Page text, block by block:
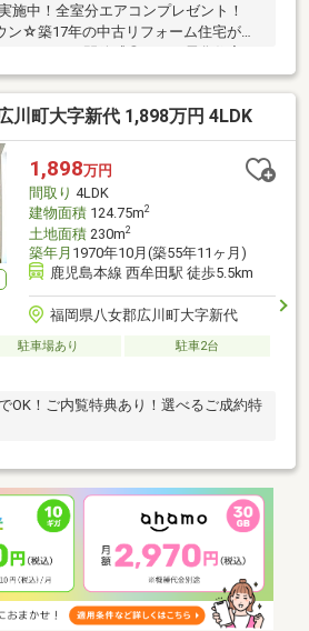
中！全室分エアコンプレゼント！
☆築17年の中古リフォーム住宅が登
川町大字新代 1,898万円 4LDK
1,898万円
間取り 4LDK
建物面積124.75m2
土地面積230m2
築年月 1970年10月(築55年11ヶ月)
鹿児島本線 西牟田駅 徒歩5.5km
福岡県八女郡広川町大字新代
駐車場あり
駐車2台
OK！ご内覧特典あり！選べるご成約特